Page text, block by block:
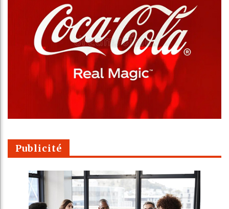
Publicité